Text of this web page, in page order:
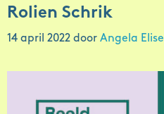
Rolien Schrik
14 april 2022 door Angela Elise